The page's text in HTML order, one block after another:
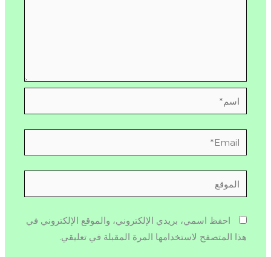
اسم*
Email*
الموقع
احفظ اسمي، بريدي الإلكتروني، والموقع الإلكتروني في
هذا المتصفح لاستخدامها المرة المقبلة في تعليقي.